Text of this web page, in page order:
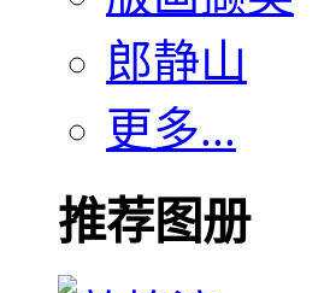
郎静山
更多...
推荐图册